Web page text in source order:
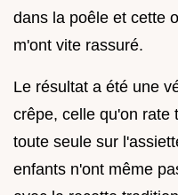
dans la poêle et cette
m'ont vite rassuré.
Le résultat a été une
crêpe, celle qu'on rate
toute seule sur
enfants n'ont même